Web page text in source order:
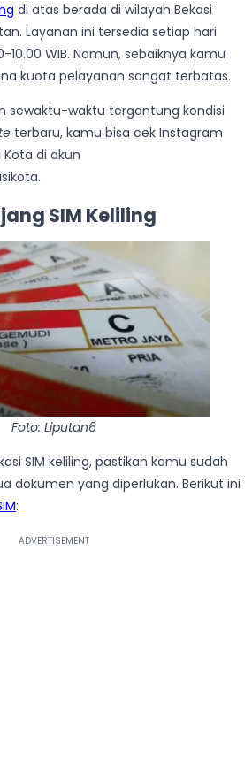
di atas berada di wilayah Bekasi
Layanan ini tersedia setiap hari
WIB. Namun, sebaiknya kamu
kuota pelayanan sangat terbatas.
sewaktu-waktu tergantung kondisi
terbaru, kamu bisa cek Instagram
di akun
SIM Keliling
Foto: Liputan6
SIM keliling, pastikan kamu sudah
dokumen yang diperlukan. Berikut ini
: